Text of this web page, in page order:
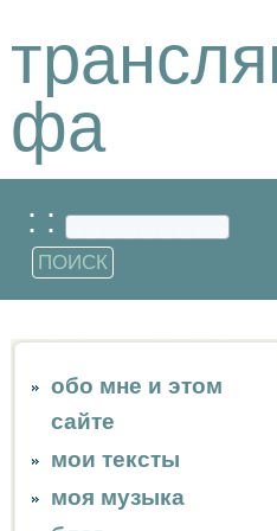
фа
: :
обо мне и этом
сайте
мои тексты
моя музыка